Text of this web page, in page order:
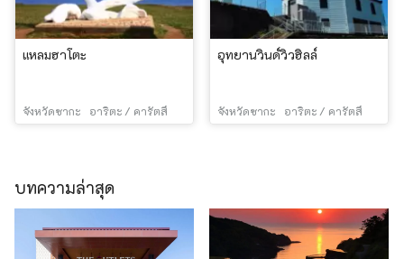
แหลมฮาโตะ
จังหวัดซากะ อาริตะ / คารัตสึ
อุทยานวินด์วิวฮิลล์
จังหวัดซากะ อาริตะ / คารัตสึ
บทความล่าสุด